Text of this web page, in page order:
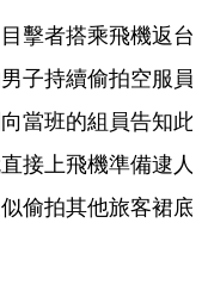
擊者搭乘飛機返台
子持續偷拍空服員
當班的組員告知此
接上飛機準備逮人
偷拍其他旅客裙底